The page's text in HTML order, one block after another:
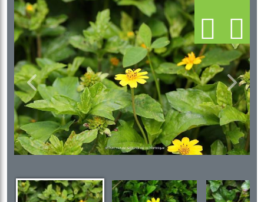
Previous Next